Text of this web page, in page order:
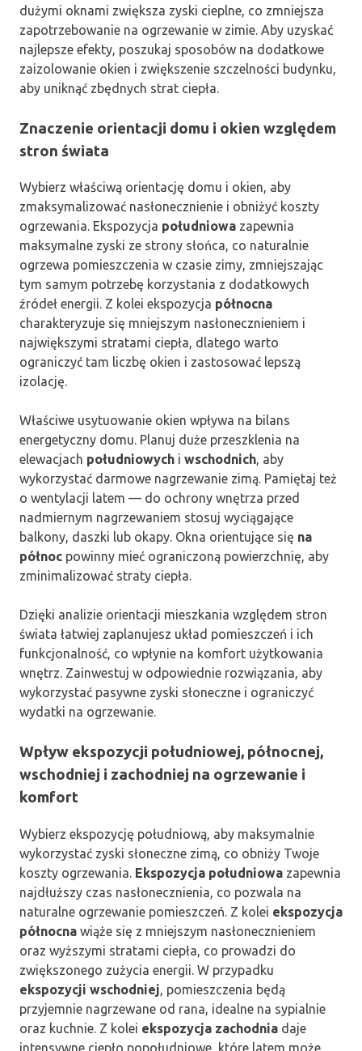
dużymi oknami zwiększa zyski cieplne, co zmniejsza
zapotrzebowanie na ogrzewanie w zimie. Aby uzyskać
najlepsze efekty, poszukaj sposobów na dodatkowe
zaizolowanie okien i zwiększenie szczelności budynku,
aby uniknąć zbędnych strat ciepła.
Znaczenie orientacji domu i okien względem
stron świata
Wybierz właściwą orientację domu i okien, aby
zmaksymalizować nasłonecznienie i obniżyć koszty
ogrzewania. Ekspozycja południowa zapewnia
maksymalne zyski ze strony słońca, co naturalnie
ogrzewa pomieszczenia w czasie zimy, zmniejszając
tym samym potrzebę korzystania z dodatkowych
źródeł energii. Z kolei ekspozycja północna
charakteryzuje się mniejszym nasłonecznieniem i
największymi stratami ciepła, dlatego warto
ograniczyć tam liczbę okien i zastosować lepszą
izolację.
Właściwe usytuowanie okien wpływa na bilans
energetyczny domu. Planuj duże przeszklenia na
elewacjach południowych i wschodnich, aby
wykorzystać darmowe nagrzewanie zimą. Pamiętaj też
o wentylacji latem — do ochrony wnętrza przed
nadmiernym nagrzewaniem stosuj wyciągające
balkony, daszki lub okapy. Okna orientujące się na
północ powinny mieć ograniczoną powierzchnię, aby
zminimalizować straty ciepła.
Dzięki analizie orientacji mieszkania względem stron
świata łatwiej zaplanujesz układ pomieszczeń i ich
funkcjonalność, co wpłynie na komfort użytkowania
wnętrz. Zainwestuj w odpowiednie rozwiązania, aby
wykorzystać pasywne zyski słoneczne i ograniczyć
wydatki na ogrzewanie.
Wpływ ekspozycji południowej, północnej,
wschodniej i zachodniej na ogrzewanie i
komfort
Wybierz ekspozycję południową, aby maksymalnie
wykorzystać zyski słoneczne zimą, co obniży Twoje
koszty ogrzewania. Ekspozycja południowa zapewnia
najdłuższy czas nasłonecznienia, co pozwala na
naturalne ogrzewanie pomieszczeń. Z kolei ekspozycja
północna wiąże się z mniejszym nasłonecznieniem
oraz wyższymi stratami ciepła, co prowadzi do
zwiększonego zużycia energii. W przypadku
ekspozycji wschodniej, pomieszczenia będą
przyjemnie nagrzewane od rana, idealne na sypialnie
oraz kuchnie. Z kolei ekspozycja zachodnia daje
intensywne ciepło popołudniowe, które latem może